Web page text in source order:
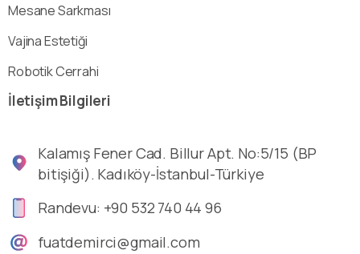
Mesane Sarkması
Vajina Estetiği
Robotik Cerrahi
İletişimBilgileri
Kalamış Fener Cad. Billur Apt. No:5/15 (BP
bitişiği). Kadıköy-İstanbul-Türkiye
Randevu: +90 532 740 44 96
fuatdemirci@gmail.com